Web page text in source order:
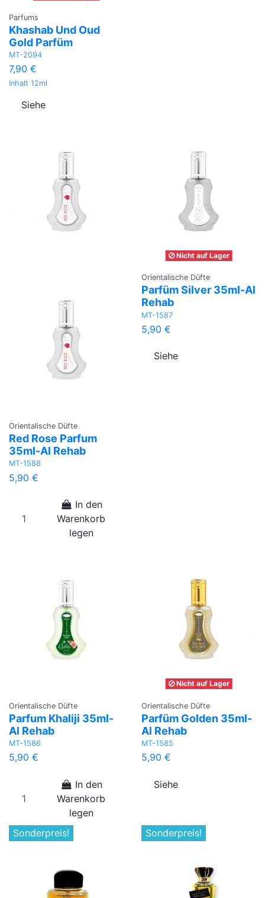
Parfums
Khashab Und Oud
Gold Parfüm
MT-2094
7,90 €
Inhalt 12ml
Siehe
Orientalische Düfte
Red Rose Parfum
35ml-Al Rehab
MT-1588
5,90 €
In den
Warenkorb
legen
Nicht auf Lager
Orientalische Düfte
Parfüm Silver 35ml-Al
Rehab
MT-1587
5,90 €
Siehe
Orientalische Düfte
Parfum Khaliji 35ml-
Al Rehab
MT-1586
5,90 €
In den
Warenkorb
legen
Nicht auf Lager
Orientalische Düfte
Parfüm Golden 35ml-
Al Rehab
MT-1585
5,90 €
Siehe
Sonderpreis! Sonderpreis!